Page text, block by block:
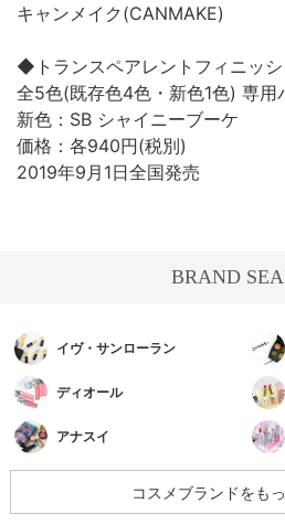
キャンメイク(CANMAKE)
◆トランスペアレントフィニッ
全5色(既存色4色・新色1色) 専用
新色：SB シャイニーブーケ
価格：各940円(税別)
2019年9月1日全国発売
BRAND
イヴ・サンローラン
ディオール
アナスイ
コスメブランドをも